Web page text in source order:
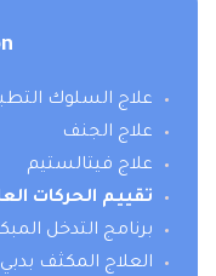
علاج السلوك
علاج الجنف
علاج فيتالستيم
تقييم الحركات
برنامج التدخل
العلاج المكثف بدبي